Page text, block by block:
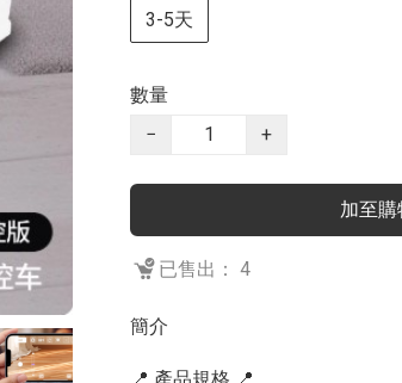
3-5天
數量
−
+
加至購
已售出： 4
簡介